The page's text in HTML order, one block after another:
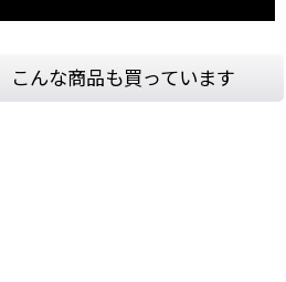
こんな商品も買っています